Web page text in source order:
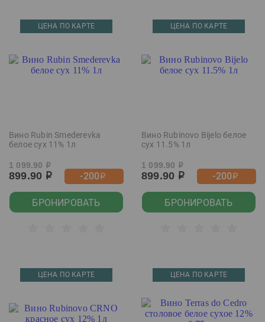
ЦЕНА ПО КАРТЕ
Вино Rubin Smederevka
белое сух 11% 1л
1 099.90 р
899.90 р -200р
БРОНИРОВАТЬ
ЦЕНА ПО КАРТЕ
Вино Rubinovo Bijelo белое
сух 11.5% 1л
1 099.90 р
899.90 р -200р
БРОНИРОВАТЬ
ЦЕНА ПО КАРТЕ ЦЕНА ПО КАРТЕ